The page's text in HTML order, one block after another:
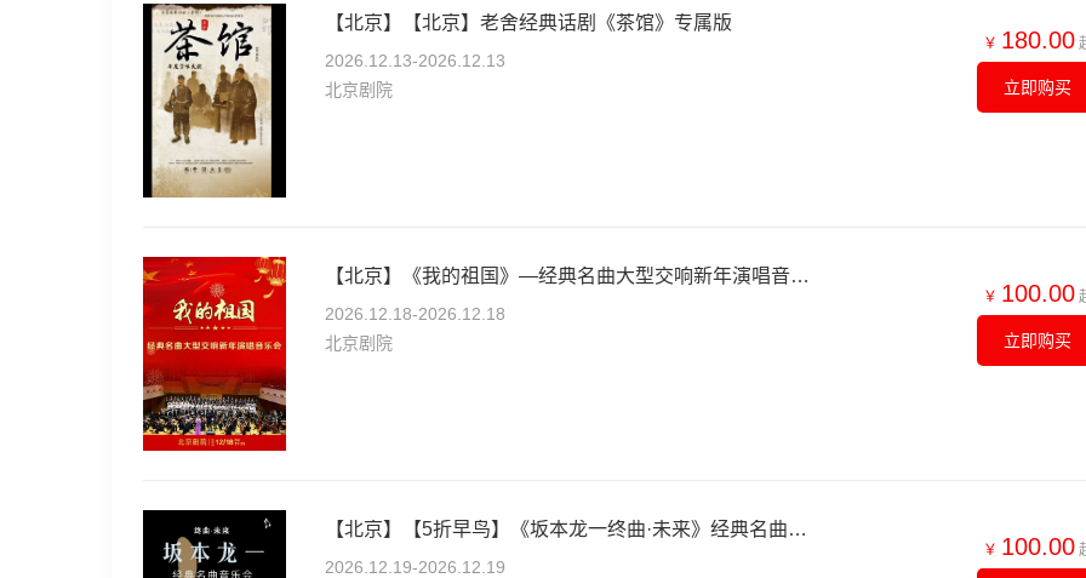
【北京】【北京】老舍经典话剧《茶馆》专属版
2026.12.13-2026.12.13
北京剧院
￥ 180.00
立即购买
【北京】《我的祖国》—经典名曲大型交响新年演唱音乐会
2026.12.18-2026.12.18
北京剧院
￥ 100.00
立即购买
【北京】【5折早鸟】《坂本龙一终曲·未来》经典名曲音乐会
2026.12.19-2026.12.19
￥ 100.00